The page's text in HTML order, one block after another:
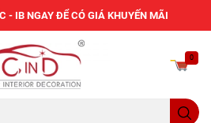
0
- IB NGAY ĐỂ CÓ GIÁ KHUYẾN MÃI